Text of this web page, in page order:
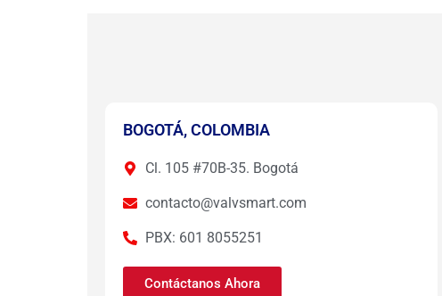
BOGOTÁ, COLOMBIA
Cl. 105 #70B-35. Bogotá
contacto@valvsmart.com
PBX: 601 8055251
Contáctanos Ahora